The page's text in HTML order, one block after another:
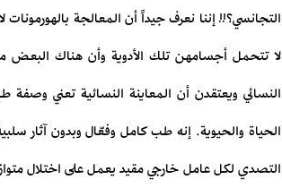
التجانسي؟!! إننا نعرف جيداً أن المعالجة
لا تتحمل أجسامهن تلك الأدوية وأن هناك
النسائي ويعتقدن أن المعاينة النسائية تعني وصفة
الحياة والحيوية. إنه طب كامل وفعّال وبدون آثار
التصدي لكل عامل خارجي مقيد يعمل على اختلال